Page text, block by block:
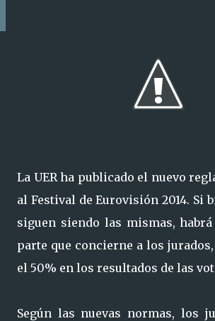
La UER ha publicado el nuevo
al Festival de Eurovisión 2014. Si
siguen siendo las mismas,
parte que concierne a los
el 50% en los resultados de las
Según las nuevas normas, los